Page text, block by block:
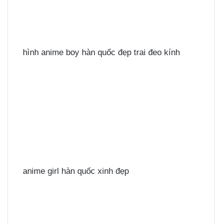
hình anime boy hàn quốc đẹp trai đeo kính
anime girl hàn quốc xinh đẹp